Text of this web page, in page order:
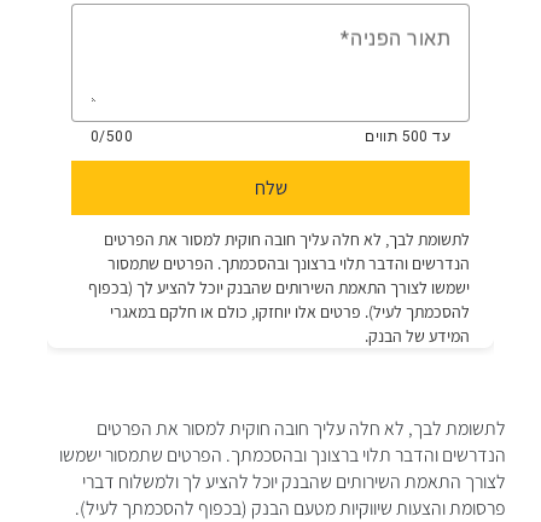
לתשומת לבך, לא חלה עליך חובה חוקית למסור את הפרטים
הנדרשים והדבר תלוי ברצונך ובהסכמתך. ​הפרטים שתמסור ישמשו
לצורך התאמת השירותים שהבנק יוכל להציע לך ולמשלוח דברי
פרסומת והצעות שיווקיות מטעם הבנק (בכפוף להסכמתך לעיל).